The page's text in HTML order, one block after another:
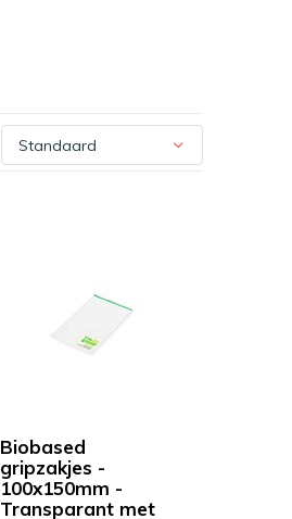
Biobased
gripzakjes -
100x150mm -
Transparant met